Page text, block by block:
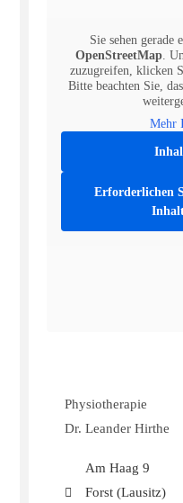
Sie sehen gerade
OpenStreetMap.
zuzugreifen, klicken
Bitte beachten Sie,
Mehr
Erforderlichen
Physiotherapie
Dr. Leander Hirthe
Am Haag 9
Forst (Lausitz)